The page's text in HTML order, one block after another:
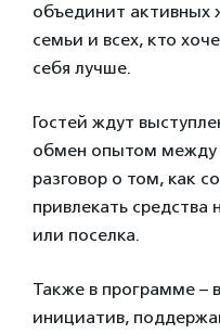
объединит активных
семьи и всех, кто
себя лучше.
Гостей ждут
обмен опытом между
разговор о том, как
привлекать средства
или поселка.
Также в программе –
инициатив,